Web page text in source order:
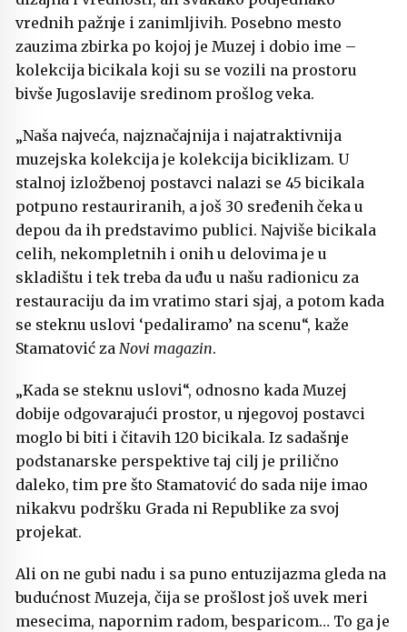
vrednih pažnje i zanimljivih. Posebno mesto
zauzima zbirka po kojoj je Muzej i dobio ime –
kolekcija bicikala koji su se vozili na prostoru
bivše Jugoslavije sredinom prošlog veka.
„Naša najveća, najznačajnija i najatraktivnija
muzejska kolekcija je kolekcija biciklizam. U
stalnoj izložbenoj postavci nalazi se 45 bicikala
potpuno restauriranih, a još 30 sređenih čeka u
depou da ih predstavimo publici. Najviše bicikala
celih, nekompletnih i onih u delovima je u
skladištu i tek treba da uđu u našu radionicu za
restauraciju da im vratimo stari sjaj, a potom kada
se steknu uslovi ‘pedaliramo’ na scenu“, kaže
Stamatović za Novi magazin.
„Kada se steknu uslovi“, odnosno kada Muzej
dobije odgovarajući prostor, u njegovoj postavci
moglo bi biti i čitavih 120 bicikala. Iz sadašnje
podstanarske perspektive taj cilj je prilično
daleko, tim pre što Stamatović do sada nije imao
nikakvu podršku Grada ni Republike za svoj
projekat.
Ali on ne gubi nadu i sa puno entuzijazma gleda na
budućnost Muzeja, čija se prošlost još uvek meri
mesecima, napornim radom, besparicom… To ga je